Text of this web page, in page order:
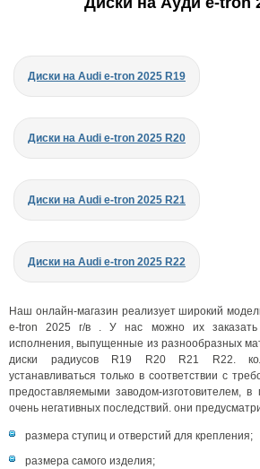
Диски на Audi e-tron 2025 R19
Диски на Audi e-tron 2025 R20
Диски на Audi e-tron 2025 R21
Диски на Audi e-tron 2025 R22
Наш онлайн-магазин реализует широкий
e-tron 2025 г/в . У нас можно их заказать
исполнения, выпущенные из разнообразных
диски радиусов R19 R20 R21 R22.
устанавливаться только в соответствии с
предоставляемыми заводом-изготовителем,
очень негативных последствий. они
размера ступиц и отверстий для крепления;
размера самого изделия;